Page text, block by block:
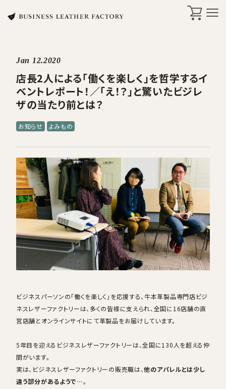
search
商品一覧
ケア・修理
店舗一覧
採用情報
ログイン / 会員登録
お気に入り
Jan 12.2020
店長2人による「働くを楽しく」を哲学するイ
ベントレポート！／「え！？」と驚いたビジレ
ザの当たり前とは？
お知らせ よみもの
ビジネスパーソンの「働くを楽しく」を応援する、牛本革製品専門店ビジ
ネスレザーファクトリーは、多くの皆様に支えられ、全国に16店舗の直
営店舗とオンラインサイトにて革製品をお届けしています。
5年目を迎えるビジネスレザーファクトリーは、全国に130人を超える仲
間がいます。
実は、ビジネスレザーファクトリーの販売職は、他のアパレルとは少し
違う部分があるようで…。